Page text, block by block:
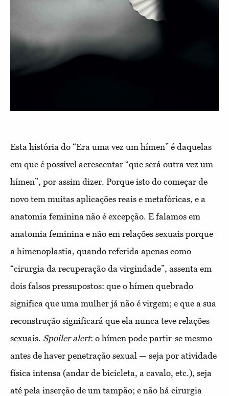
Esta história do “Era uma vez um hímen” é daquelas
em que é possível acrescentar “que será outra vez um
hímen”, por assim dizer. Porque isto do começar de
novo tem muitas aplicações reais e metafóricas, e a
anatomia feminina não é excepção. E falamos em
anatomia feminina e não em relações sexuais porque
a himenoplastia, quando referida apenas como
“cirurgia da recuperação da virgindade”, assenta em
dois falsos pressupostos: que o hímen quebrado
significa que uma mulher já não é virgem; e que a sua
reconstrução significará que ela nunca teve relações
sexuais. Spoiler alert: o hímen pode partir-se mesmo
antes de haver penetração sexual — seja por atividade
física intensa (andar de bicicleta, a cavalo, etc.), seja
até pela inserção de um tampão; e não há cirurgia